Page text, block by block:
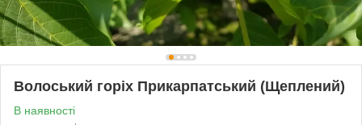
Волоський горіх Прикарпатський (Щеплений)
В наявності